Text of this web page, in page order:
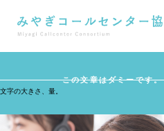
この文章はダミーです。
文字の大きさ、量。